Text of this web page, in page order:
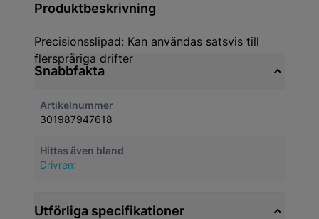
Produktbeskrivning
Precisionsslipad: Kan användas satsvis till
flerspråriga drifter
Snabbfakta
Artikelnummer
301987947618
Hittas även bland
Drivrem
Utförliga specifikationer